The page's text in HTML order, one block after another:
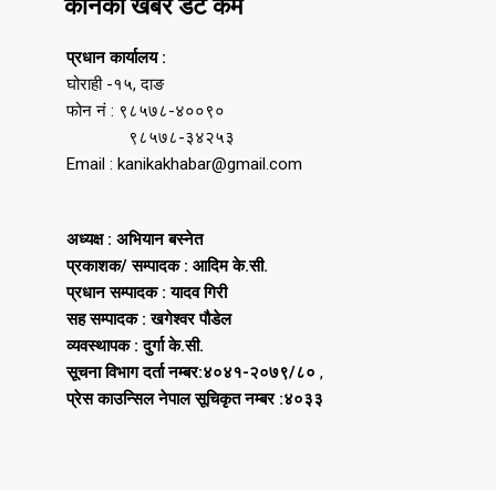
कनिका खबर डट कम
प्रधान कार्यालय :
घोराही -१५, दाङ
फोन नं : ९८५७८-४००९०
९८५७८-३४२५३
Email : kanikakhabar@gmail.com
अध्यक्ष : अभियान बस्नेत
प्रकाशक/ सम्पादक : आदिम के.सी.
प्रधान सम्पादक : यादव गिरी
सह सम्पादक : खगेश्वर पौडेल
व्यवस्थापक : दुर्गा के.सी.
सूचना विभाग दर्ता नम्बर:४०४१-२०७९/८० ,
प्रेस काउन्सिल नेपाल सूचिकृत नम्बर :४०३३